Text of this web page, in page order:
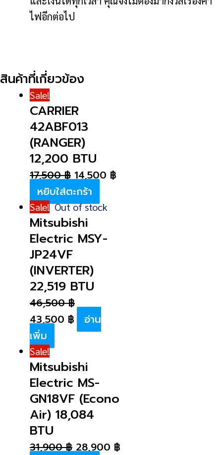
ไฟอีกต่อไป
สินค้าที่เกี่ยวข้อง
Sale!
CARRIER
42ABF013
(RANGER)
12,200 BTU
17,500฿ 14,500 ฿
หยิบใส่ตะกร้า
Sale! Out of stock
Mitsubishi
Electric MSY-
JP24VF
(INVERTER)
22,519 BTU
46,500฿
43,500 ฿
อ่าน
เพิ่ม
Sale!
Mitsubishi
Electric MS-
GN18VF (Econo
Air) 18,084
BTU
31,900฿ 28,900 ฿